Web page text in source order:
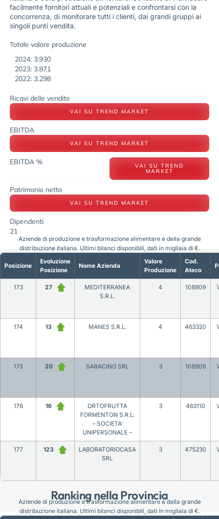
facilmente fornitori attuali e potenziali e confrontarsi con la
concorrenza, di monitorare tutti i clienti, dai grandi gruppi ai
singoli punti vendita.
Totale valore produzione
2024: 3.930
2023: 3.871
2022: 3.298
Ricavi delle vendite
VAI SU TREND MARKET
EBITDA
VAI SU TREND MARKET
EBITDA % VAI SU TREND
MARKET
Patrimonio netto
VAI SU TREND MARKET
Dipendenti
21
Ranking nella Provincia
Posizione
Evoluzione
Posizione
Nome Azienda
Valore
Produzione
Cod.
Ateco
173 27
MEDITERRANEA
S.R.L.
4 108909
174 13 MANES S.R.L. 4 463320
175 20 SARACINO SRL 3 108909
176 16
ORTOFRUTTA
FORMENTON S.R.L.
– SOCIETA’
UNIPERSONALE –
3 463110
177 123
LABORATORIOCASA
SRL
3 475230
Aziende di produzione e trasformazione alimentare e della grande
distribuzione italiana. Ultimi bilanci disponibili, dati in migliaia di €.
Aziende di produzione e trasformazione alimentare e della grande
distribuzione italiana. Ultimi bilanci disponibili, dati in migliaia di €.